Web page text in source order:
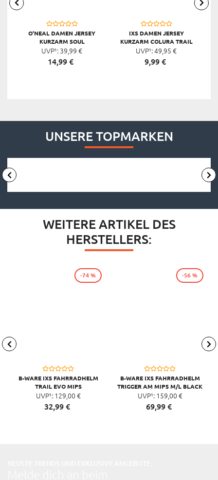
O'NEAL DAMEN JERSEY
KURZARM SOUL
UVP¹: 39,99 €
14,99€
IXS DAMEN JERSEY
KURZARM COLURA TRAIL
UVP¹:49,95 €
9,99 €
UNSERE TOPMARKEN
WEITERE ARTIKEL DES
HERSTELLERS:
B-WARE IXS FAHRRADHELM
TRAIL EVO MIPS
UVP¹: 129,00 €
32,99 €
-74 %
B-WARE IXS FAHRRADHELM
TRIGGER AM MIPS M/L BLACK
UVP¹: 159,00 €
69,99 €
-56 %